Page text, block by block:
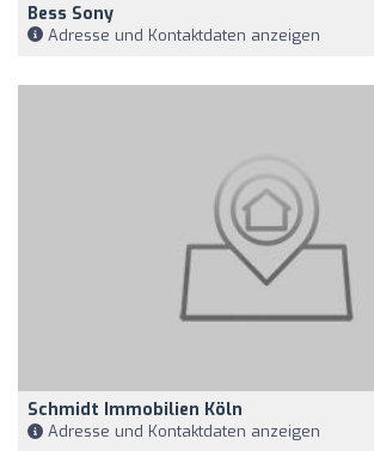
Bess Sony
Adresse und Kontaktdaten anzeigen
Schmidt Immobilien Köln
Adresse und Kontaktdaten anzeigen